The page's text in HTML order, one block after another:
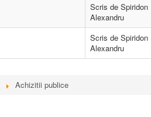
Scris de Spiridon
Alexandru
Scris de Spiridon
Alexandru
Achizitii publice